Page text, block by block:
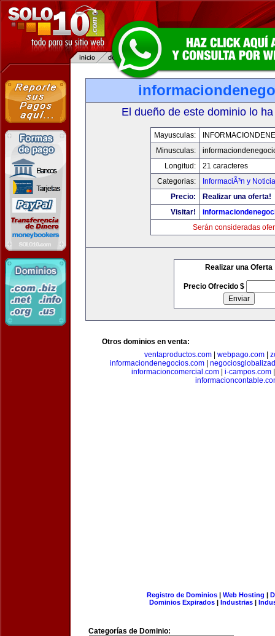
El dueño de este dominio lo
Mayusculas:
Minusculas:
Longitud:
21 caracteres
Categorias:
InformaciÃ³n y
Precio:
Realizar una oferta!
Visitar!
Serán consideradas
Realizar una Oferta
Precio Ofrecido $
Otros dominios en venta:
ventaproductos.com
webpago.com
informaciondenegocios.com|
informacioncomercial.com| i-campos.com
Registro de Dominios| Web Hosting |
Dominios Expirados | Industrias |
Categorías de Dominio: